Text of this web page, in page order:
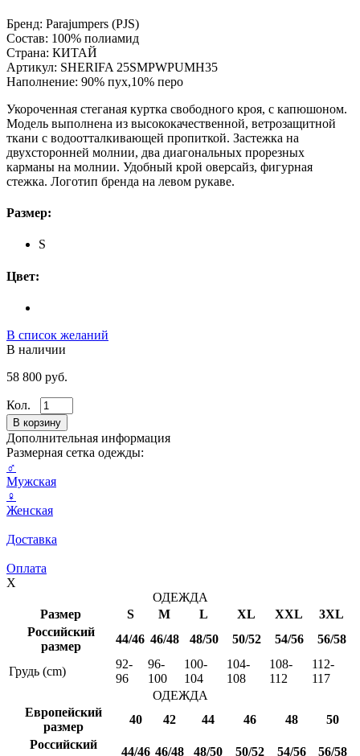
Бренд: Parajumpers (PJS)
Состав: 100% полиамид
Страна: КИТАЙ
Артикул: SHERIFA 25SMPWPUMH35
Наполнение: 90% пух,10% перо
Укороченная стеганая куртка свободного кроя, с капюшоном.
Модель выполнена из высококачественной, ветрозащитной
ткани с водоотталкивающей пропиткой. Застежка на
двухсторонней молнии, два диагональных прорезных
карманы на молнии. Удобный крой оверсайз, фигурная
стежка. Логотип бренда на левом рукаве.
Размер:
S
Цвет:
В список желаний
В наличии
58 800 руб.
Кол.
Дополнительная информация
Размерная сетка одежды:
♂
Мужская
♀
Женская
Доставка
Оплата
X
ОДЕЖДА
Размер
S M L XL XXL
3XL
Российский
размер
44/46 46/48 48/50 50/52 54/56 56/58
Грудь (cm)
92-
96
96-
100
100-
104
104-
108
108-
112
112-
117
ОДЕЖДА
Европейский
размер
40 42 44 46 48
50
Российский
44/46 46/48 48/50 50/52 54/56 56/58